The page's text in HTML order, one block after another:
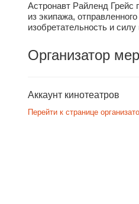
Астронавт Райленд
из экипажа,
изобретательность и
Организатор
Аккаунт кинотеатров
Перейти к странице